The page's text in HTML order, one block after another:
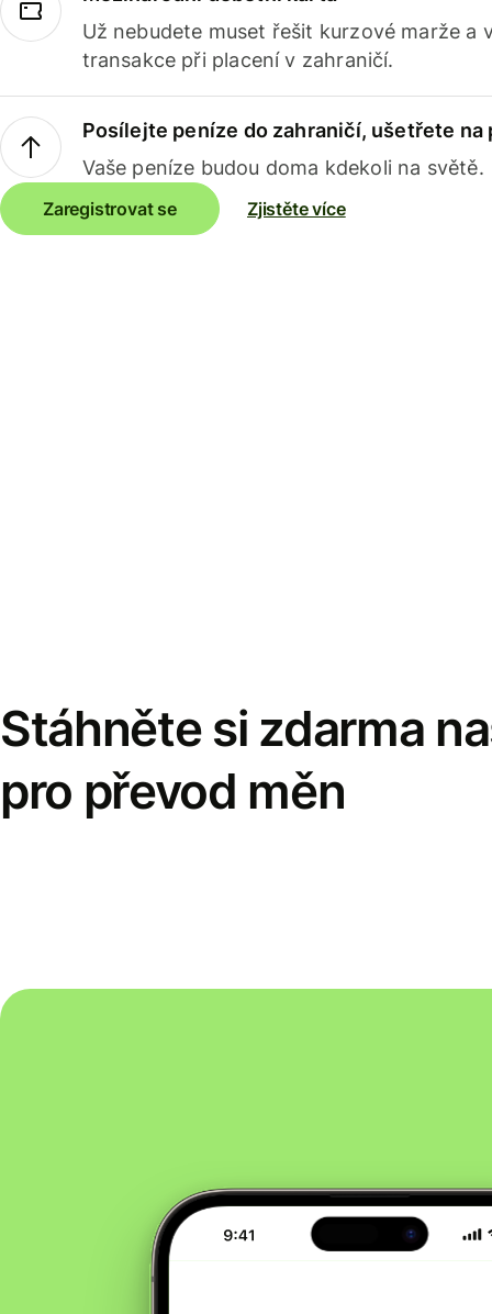
Už nebudete muset řešit kurzové marže a
transakce při placení v zahraničí.
Posílejte peníze do zahraničí, ušetřete na
Vaše peníze budou doma kdekoli na světě.
Zaregistrovat se Zjistěte více
Stáhněte si zdarma
pro převod měn